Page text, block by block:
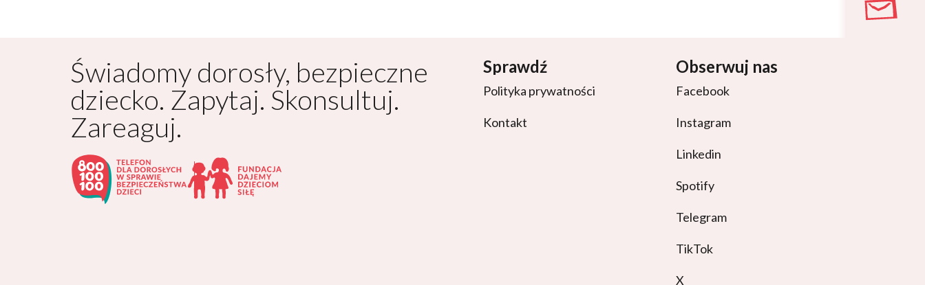
Świadomy dorosły, bezpieczne
dziecko. Zapytaj. Skonsultuj.
Zareaguj.
Sprawdź
Polityka prywatności
Kontakt
Obserwuj nas
Facebook
Instagram
Linkedin
Spotify
Telegram
TikTok
X